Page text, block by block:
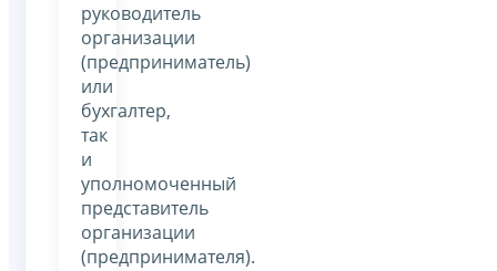
руководитель
организации
(предприниматель)
или
бухгалтер,
так
и
уполномоченный
представитель
организации
(предпринимателя).